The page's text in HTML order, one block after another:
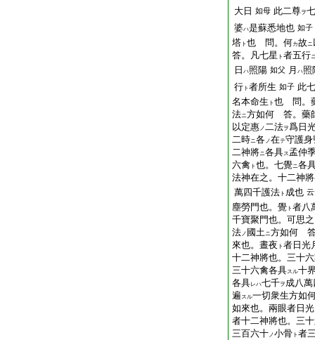
大日 如母 此二尊ヲ
婆ハ是蘇悉地也 如子
塔 ト 也 問。何カ故ニ
答。凡七星 ト 者五行
日 ハ照陽 如父 月 ハ照
行 ト 者所生 如子 此
名本命生 ト 也 問。
法ニ方如何 答。藥
以定惠ノ二法ヲ爲日
二時ニ各ノ在テ守護身
二神將ニ各具ス孟仲
六禽 ト 也。七覺ニ各
法神在之。十二神
萬四千護法 ト 成也
塵勞門也。覺 ト 者八
千寶聚門也。可思
法ノ 國土ニ方如何
來也。晝夜 ト 者日光
十二神將也。三十
三十六禽各具スル十
各具レハ七千ヲ 成八
遍 スル一切衆生方如
如來也。兩眼者日
者十二神將也。三
三百六十ノ小骨 ト 者